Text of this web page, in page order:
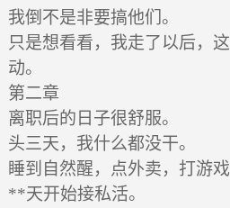
我倒不是非要搞他们。
只是想看看，我走了以后，
动。
第二章
离职后的日子很舒服。
头三天，我什么都没干。
睡到自然醒，点外卖，打游戏
**天开始接私活。